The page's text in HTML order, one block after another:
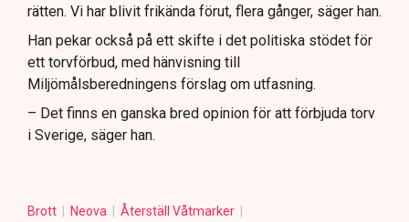
rätten. Vi har blivit frikända förut, flera gånger, säger han.
Han pekar också på ett skifte i det politiska stödet för
ett torvförbud, med hänvisning till
Miljömålsberedningens förslag om utfasning.
– Det finns en ganska bred opinion för att förbjuda torv
i Sverige, säger han.
Brott Neova
Återställ Våtmarker